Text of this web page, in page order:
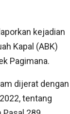
kejadian
Kapal (ABK)
Pagimana.
dijerat dengan
tentang